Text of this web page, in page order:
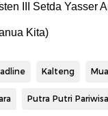
III Setda Yasser
Kita)
Kalteng
Putra Putri